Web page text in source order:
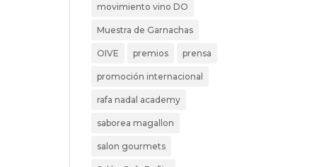
movimiento vino DO
Muestra de Garnachas
OIVE premios prensa
promoción internacional
rafa nadal academy
saborea magallon
salon gourmets